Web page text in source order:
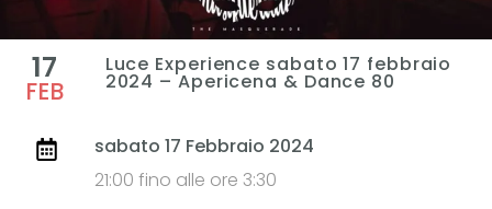
17
FEB
Luce Experience sabato 17 febbraio
2024 – Apericena & Dance 80
sabato 17 Febbraio 2024
21:00 fino alle ore 3:30